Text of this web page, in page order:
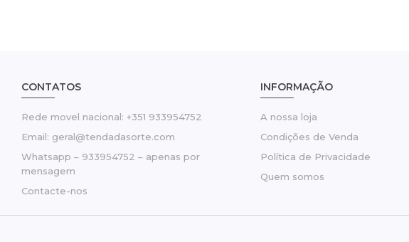
CONTATOS
Rede movel nacional: +351 933954752
Email: geral@tendadasorte.com
Whatsapp – 933954752 – apenas por
mensagem
Contacte-nos
INFORMAÇÃO
A nossa loja
Condições de Venda
Política de Privacidade
Quem somos